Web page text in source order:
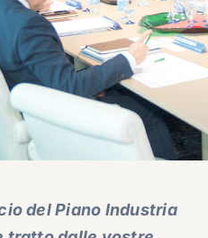
del Piano Industria